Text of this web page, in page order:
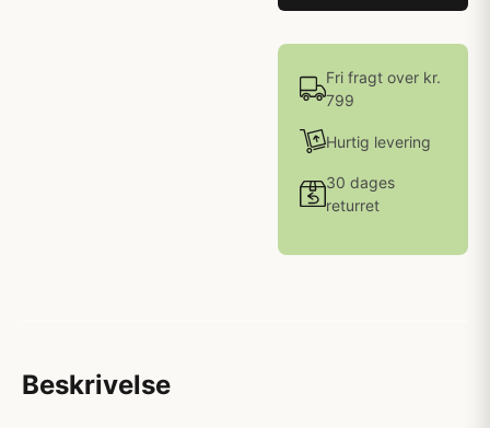
Fri fragt over kr.
799
Hurtig levering
30 dages
returret
Beskrivelse